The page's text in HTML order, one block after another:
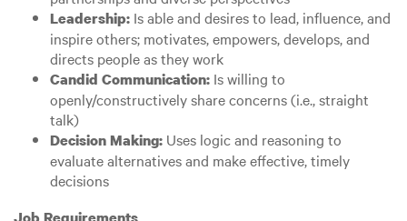
Leadership: Is able and desires to lead, influence, and
inspire others; motivates, empowers, develops, and
directs people as they work
Candid Communication: Is willing to
openly/constructively share concerns (i.e., straight
talk)
Decision Making: Uses logic and reasoning to
evaluate alternatives and make effective, timely
decisions